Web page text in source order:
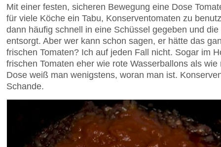
Mit einer festen, sicheren Bewegung eine Dose
für viele Köche ein Tabu, Konserventomaten zu
dann häufig schnell in eine Schüssel gegeben und
entsorgt. Aber wer kann schon sagen, er hätte das
frischen Tomaten? Ich auf jeden Fall nicht. Sogar im
frischen Tomaten eher wie rote Wasserballons als
Dose weiß man wenigstens, woran man ist.
Schande.